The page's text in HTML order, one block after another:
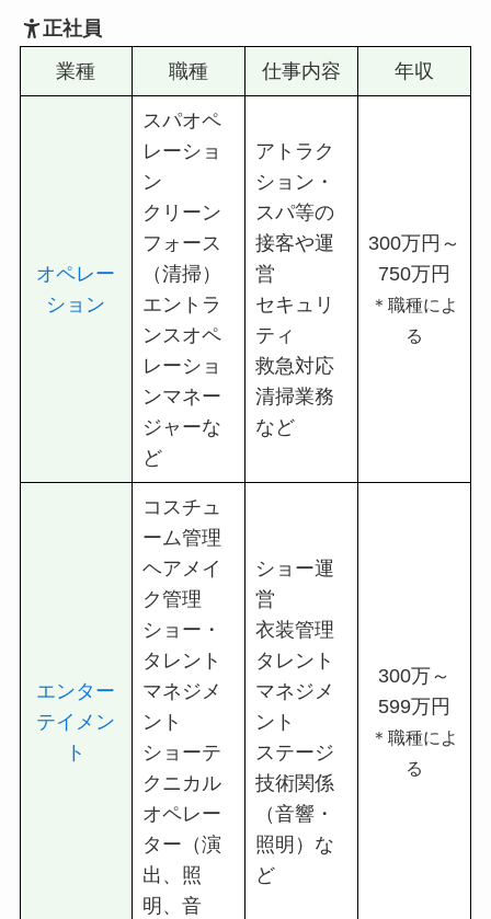
正社員
業種
職種 仕事内容 年収
オペレー
ション
スパオペ
レーショ
ン
クリーン
フォース
（清掃）
エントラ
ンスオペ
レーショ
ンマネー
ジャーな
ど
アトラク
ション・
スパ等の
接客や運
営
セキュリ
ティ
救急対応
清掃業務
など
300万円～
750万円
＊職種によ
る
エンター
テイメン
ト
コスチュ
ーム管理
ヘアメイ
ク管理
ショー・
タレント
マネジメ
ント
ショーテ
クニカル
オペレー
ター（演
出、照
明、音
ショー運
営
衣装管理
タレント
マネジメ
ント
ステージ
技術関係
（音響・
照明）な
ど
300万～
599万円
＊職種によ
る